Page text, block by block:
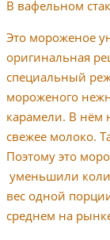
В вафельном
Это мороженое
оригинальная
специальный
мороженого
карамели. В нём
свежее молоко.
Поэтому это
уменьшили
вес одной
среднем на